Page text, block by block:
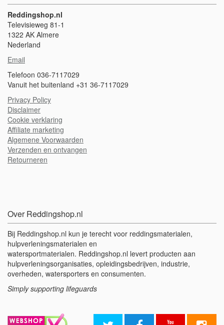
Reddingshop.nl
Televisieweg 81-1
1322 AK Almere
Nederland
Email
Telefoon 036-7117029
Vanuit het buitenland +31 36-7117029
Privacy Policy
Disclaimer
Cookie verklaring
Affiliate marketing
Algemene Voorwaarden
Verzenden en ontvangen
Retourneren
Over Reddingshop.nl
Bij Reddingshop.nl kun je terecht voor reddingsmaterialen,
hulpverleningsmaterialen en
watersportmaterialen. Reddingshop.nl levert producten aan
hulpverleningsorganisaties, opleidingsbedrijven, industrie,
overheden, watersporters en consumenten.
Simply supporting lifeguards